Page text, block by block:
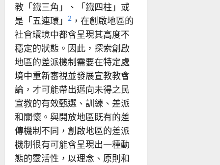
教「鐵三角」、「鐵四柱」或
是「五連環」
2 ，在創啟地區的
社會環境中都會呈現其高度不
穩定的狀態。因此，探索創啟
地區的差派機制需要在特定處
境中重新審視並發展宣教教會
論，才可能帶出邁向未得之民
宣教的有效甄選、訓練、差派
和關懷。與開放地區既有的差
傳機制不同，創啟地區的差派
機制很有可能會呈現出一種動
態的靈活性，以理念、原則和